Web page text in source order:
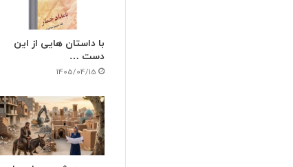
با داستان هایی از این
دست …
1405/04/15